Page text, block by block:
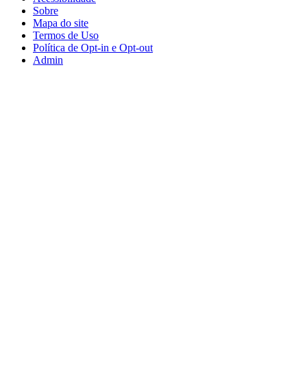
Sobre
Mapa do site
Termos de Uso
Política de Opt-in e Opt-out
Admin